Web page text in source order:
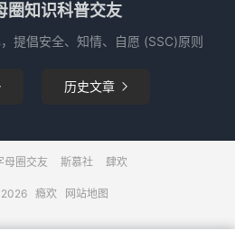
圈知识科普交友
提倡安全、知情、自愿 (SSC)原则
历史文章 
母圈交友 斯慕社 肆欢
瘾欢 网站地图